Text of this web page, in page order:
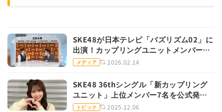
SKE48が日本テレビ「バズリズム02」に
出演！カップリングユニットメンバー
も！
メディア 2026.02.14
SKE48 36thシングル「新カップリング
ユニット」上位メンバー7名を公式発
表！原優寧がセンター獲得
トピック 2025.12.06